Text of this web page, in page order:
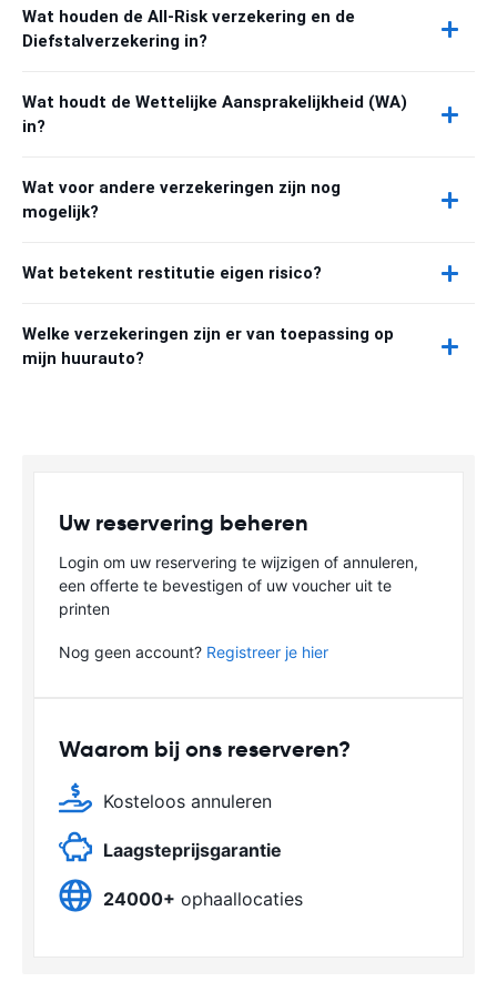
Wat houden de All-Risk verzekering en de
Diefstalverzekering in?
Wat houdt de Wettelijke Aansprakelijkheid (WA)
in?
Wat voor andere verzekeringen zijn nog
mogelijk?
Wat betekent restitutie eigen risico?
Welke verzekeringen zijn er van toepassing op
mijn huurauto?
Uw reservering beheren
Login om uw reservering te wijzigen of annuleren,
een offerte te bevestigen of uw voucher uit te
printen
Nog geen account? Registreer je hier
Waarom bij ons reserveren?
Kosteloos annuleren
Laagsteprijsgarantie
24000+ ophaallocaties